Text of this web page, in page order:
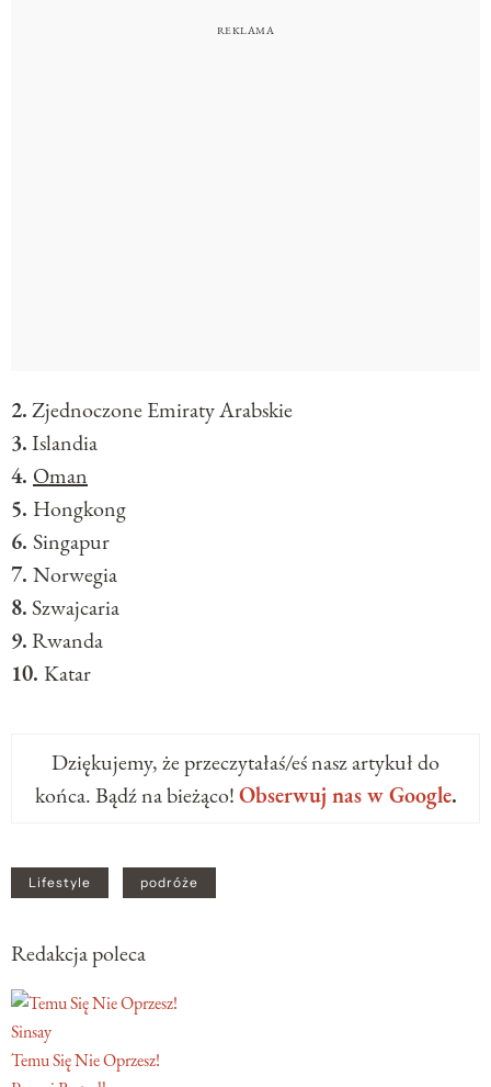
2.Zjednoczone Emiraty Arabskie
3.Islandia
4. Oman
5. Hongkong
6. Singapur
7. Norwegia
8.Szwajcaria
9.Rwanda
10. Katar
Dziękujemy, że przeczytałaś/eś nasz artykuł do
końca. Bądź na bieżąco!Obserwuj nas w Google.
Lifestyle podróże
Redakcja poleca
Sinsay
Temu Się Nie Oprzesz!